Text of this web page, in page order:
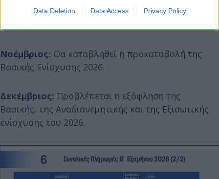
Data Deletion Data Access Privacy Policy
(2019, 2024, 2025) και πληρωμές για φυσικές
Νοέμβριος: Θα καταβληθεί η προκαταβολή της
Βασικής Ενίσχυσης 2026.
Δεκέμβριος: Προβλέπεται η εξόφληση της
Βασικής, της Αναδιανεμητικής και της Εξισωτικής
ενίσχυσης του 2026.